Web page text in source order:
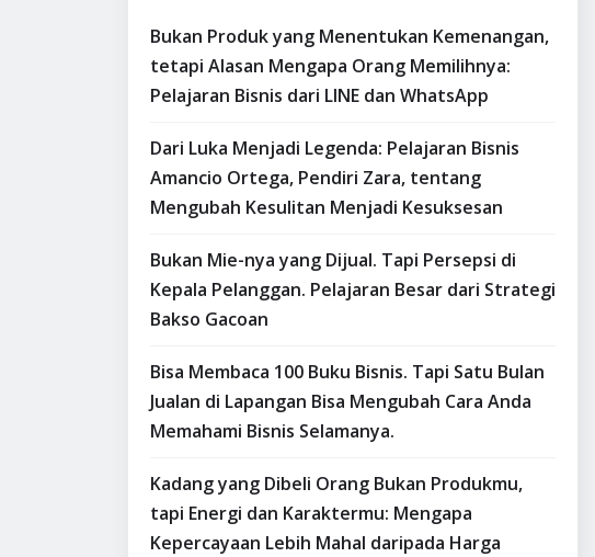
Bukan Produk yang Menentukan Kemenangan,
tetapi Alasan Mengapa Orang Memilihnya:
Pelajaran Bisnis dari LINE dan WhatsApp
Dari Luka Menjadi Legenda: Pelajaran Bisnis
Amancio Ortega, Pendiri Zara, tentang
Mengubah Kesulitan Menjadi Kesuksesan
Bukan Mie-nya yang Dijual. Tapi Persepsi di
Kepala Pelanggan. Pelajaran Besar dari Strategi
Bakso Gacoan
Bisa Membaca 100 Buku Bisnis. Tapi Satu Bulan
Jualan di Lapangan Bisa Mengubah Cara Anda
Memahami Bisnis Selamanya.
Kadang yang Dibeli Orang Bukan Produkmu,
tapi Energi dan Karaktermu: Mengapa
Kepercayaan Lebih Mahal daripada Harga